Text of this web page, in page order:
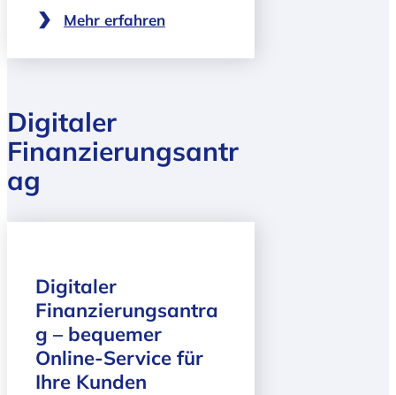
Mehr erfahren
Digitaler
Finanzierungsantr
ag
Digitaler
Finanzierungsantra
g – bequemer
Online-Service für
Ihre Kunden